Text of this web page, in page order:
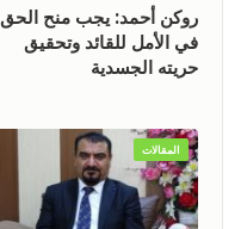
روكن أحمد: يجب منح الحق
في الأمل للقائد وتحقيق
حريته الجسدية
المقالات